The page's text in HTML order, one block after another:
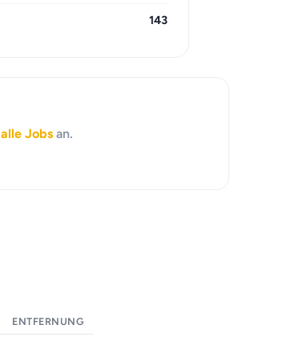
143
alle Jobsan.
ENTFERNUNG